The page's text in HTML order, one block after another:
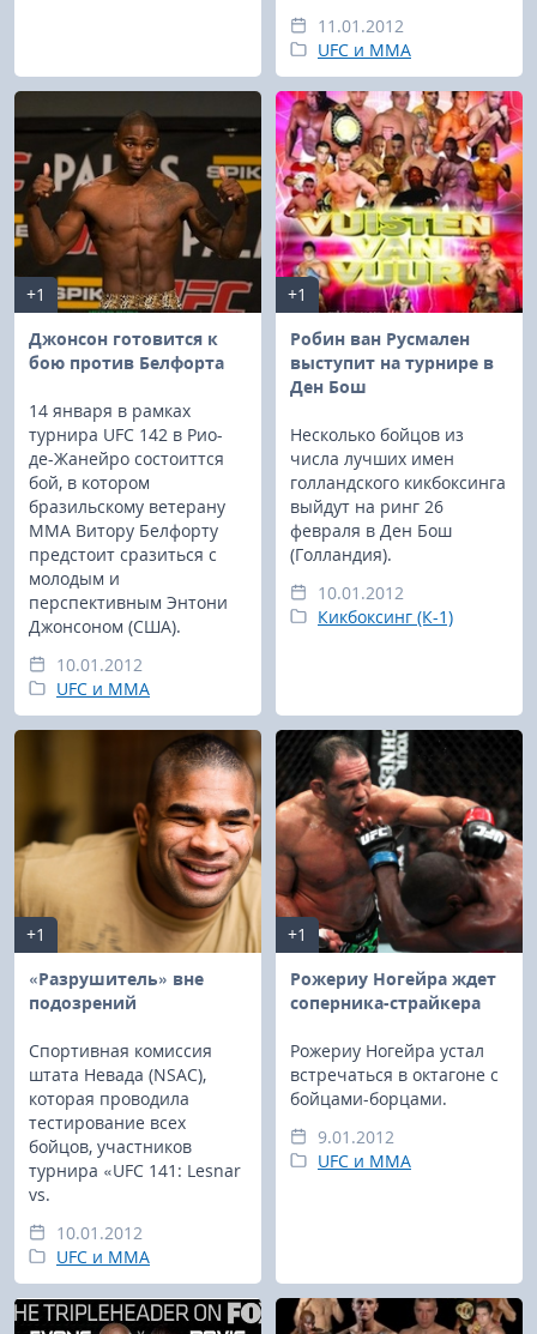
11.01.2012
UFC и MMA
+1
Джонсон готовится к
бою против Белфорта
14 января в рамках
турнира UFC 142 в Рио-
де-Жанейро состоиттся
бой, в котором
бразильскому ветерану
ММА Витору Белфорту
предстоит сразиться с
молодым и
перспективным Энтони
Джонсоном (США).
10.01.2012
UFC и MMA
+1
Робин ван Русмален
выступит на турнире в
Ден Бош
Несколько бойцов из
числа лучших имен
голландского кикбоксинга
выйдут на ринг 26
февраля в Ден Бош
(Голландия).
10.01.2012
Кикбоксинг (К-1)
+1
«Разрушитель» вне
подозрений
Спортивная комиссия
штата Невада (NSAC),
которая проводила
тестирование всех
бойцов, участников
турнира «UFC 141: Lesnar
vs.
10.01.2012
UFC и MMA
+1
Рожериу Ногейра ждет
соперника-страйкера
Рожериу Ногейра устал
встречаться в октагоне с
бойцами-борцами.
9.01.2012
UFC и MMA